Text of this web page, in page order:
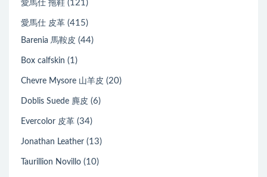
愛馬仕 拖鞋 (121)
愛馬仕 皮革 (415)
Barenia 馬鞍皮 (44)
Box calfskin (1)
Chevre Mysore 山羊皮 (20)
Doblis Suede 麂皮 (6)
Evercolor 皮革 (34)
Jonathan Leather (13)
Taurillion Novillo (10)